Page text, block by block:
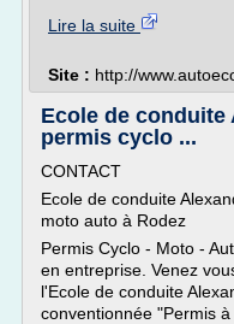
Lire la suite
Site : http://
Ecole de conduite
permis cyclo ...
CONTACT
Ecole de conduite
moto auto à Rodez
Permis Cyclo - Moto -
en entreprise. Venez
l'Ecole de conduite
conventionnée "Permis